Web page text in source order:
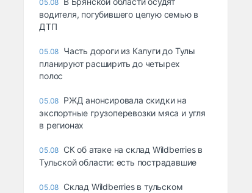
05.08
водителя, погубившего целую семью в
ДТП
05.08 Часть дороги из Калуги до Тулы
планируют расширить до четырех
полос
05.08 РЖД анонсировала скидки на
экспортные грузоперевозки мяса и угля
в регионах
05.08 СК об атаке на склад Wildberries в
Тульской области: есть пострадавшие
05.08 Склад Wildberries в тульском